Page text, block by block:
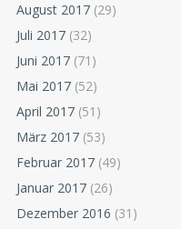
August 2017 (29)
Juli 2017 (32)
Juni 2017 (71)
Mai 2017 (52)
April 2017 (51)
März 2017 (53)
Februar 2017 (49)
Januar 2017 (26)
Dezember 2016 (31)